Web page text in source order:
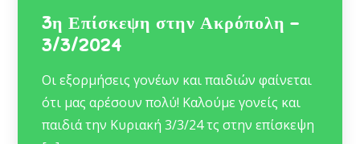
3η Επίσκεψη στην Ακρόπολη –
3/3/2024
Οι εξορμήσεις γονέων και παιδιών φαίνεται
ότι μας αρέσουν πολύ! Καλούμε γονείς και
παιδιά την Κυριακή 3/3/24 τς στην επίσκεψη